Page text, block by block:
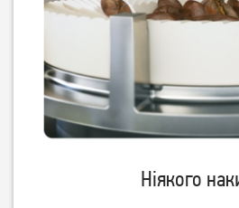
1 079грн 1
Ніякого